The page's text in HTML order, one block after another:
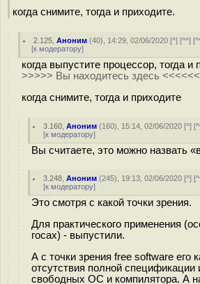
когда снимите, тогда и приходите.
2.125 ,Аноним (40), 14:29, 02/06/2020 [^] [^^] [
[к модератору]
когда выпустите процессор, тогда и
>>>>> Вы находитесь здесь <<<<<<
когда снимите, тогда и приходите
3.160 ,Аноним (160), 15:14, 02/06/2020 [^] [
[к модератору]
Вы считаете, это можно назвать
3.248 ,Аноним (245), 19:13, 02/06/2020 [^] [
[к модератору]
Это смотря с какой точки зрения.
Для практического применения
госах) - выпустили.
А с точки зрения free software его
отсутствия полной спецификации
свободных ОС и компилятора. А